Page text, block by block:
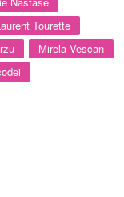
Tourette
Mirela Vescan